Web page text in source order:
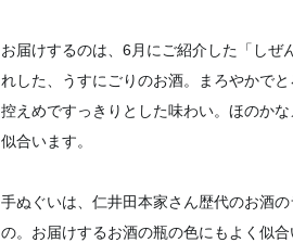
お届けするのは、6月にご紹介した「しぜ
れした、うすにごりのお酒。まろやかで
控えめですっきりとした味わい。ほのか
似合います。
手ぬぐいは、仁井田本家さん歴代のお酒
の。お届けするお酒の瓶の色にもよく似